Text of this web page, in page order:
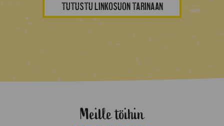
TUTUSTU LINKOSUON TARINAAN
Meille töihin